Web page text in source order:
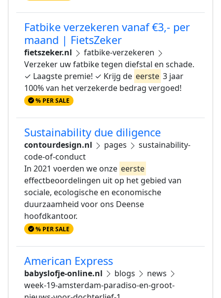
Fatbike verzekeren vanaf €3,- per
maand | FietsZeker
fietszeker.nl
fatbike-verzekeren
Verzeker uw fatbike tegen diefstal en schade.
✓ Laagste premie! ✓ Krijg de eerste 3 jaar
100% van het verzekerde bedrag vergoed!
% PER SALE
Sustainability due diligence
contourdesign.nl pages
sustainability-
code-of-conduct
In 2021 voerden we onze eerste
effectbeoordelingen uit op het gebied van
sociale, ecologische en economische
duurzaamheid voor ons Deense
hoofdkantoor.
% PER SALE
American Express
babyslofje-online.nl blogs
news
week-19-amsterdam-paradiso-en-groot-